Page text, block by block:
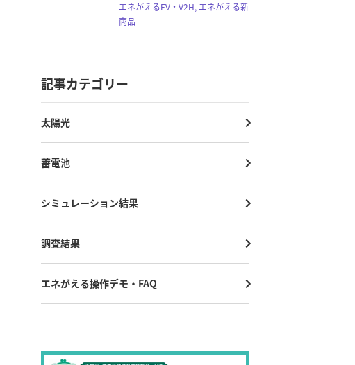
エネがえるEV・V2H, エネがえる新
商品
記事カテゴリー
太陽光
蓄電池
シミュレーション結果
調査結果
エネがえる操作デモ・FAQ